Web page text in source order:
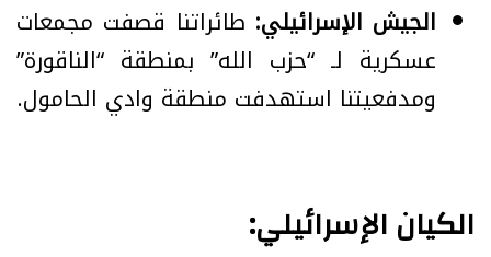
الجيش الإسرائيلي: طائراتنا قصفت مجمعات
عسكرية لـ “حزب الله” بمنطقة “الناقورة”
ومدفعيتنا استهدفت منطقة وادي الحامول.
الكيان الإسرائيلي: